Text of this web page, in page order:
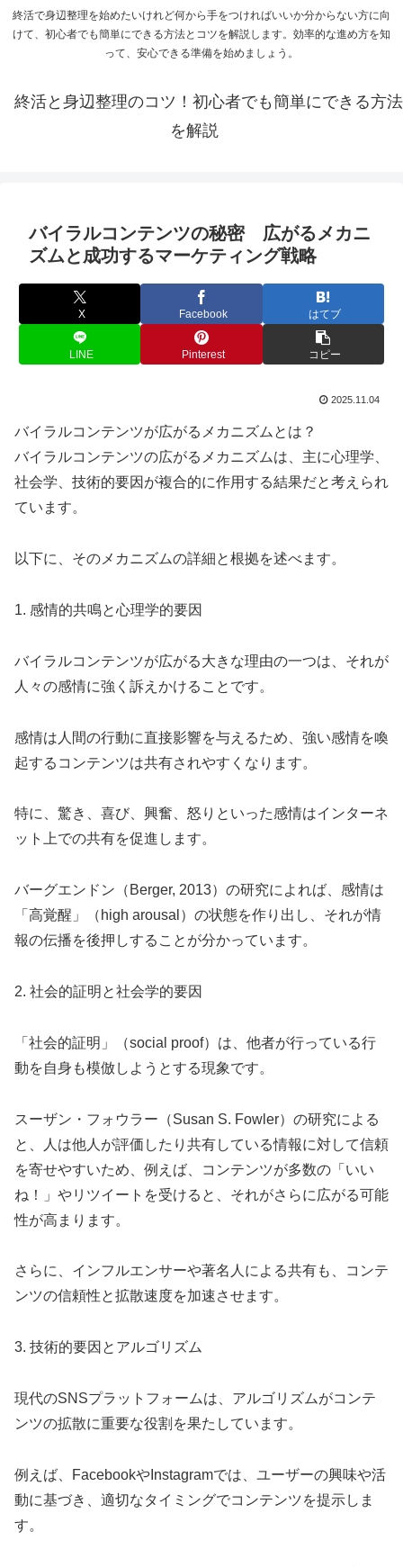
終活で身辺整理を始めたいけれど何から手をつければいいか分からない方に向
けて、初心者でも簡単にできる方法とコツを解説します。効率的な進め方を知
って、安心できる準備を始めましょう。
終活と身辺整理のコツ！初心者でも簡単にできる方法
を解説
バイラルコンテンツの秘密 広がるメカニ
ズムと成功するマーケティング戦略
X Facebook はてブ
LINE Pinterest コピー
2025.11.04
バイラルコンテンツが広がるメカニズムとは？
バイラルコンテンツの広がるメカニズムは、主に心理学、
社会学、技術的要因が複合的に作用する結果だと考えられ
ています。
以下に、そのメカニズムの詳細と根拠を述べます。
1. 感情的共鳴と心理学的要因
バイラルコンテンツが広がる大きな理由の一つは、それが
人々の感情に強く訴えかけることです。
感情は人間の行動に直接影響を与えるため、強い感情を喚
起するコンテンツは共有されやすくなります。
特に、驚き、喜び、興奮、怒りといった感情はインターネ
ット上での共有を促進します。
バーグエンドン（Berger, 2013）の研究によれば、感情は
「高覚醒」（high arousal）の状態を作り出し、それが情
報の伝播を後押しすることが分かっています。
2. 社会的証明と社会学的要因
「社会的証明」（social proof）は、他者が行っている行
動を自身も模倣しようとする現象です。
スーザン・フォウラー（Susan S. Fowler）の研究による
と、人は他人が評価したり共有している情報に対して信頼
を寄せやすいため、例えば、コンテンツが多数の「いい
ね！」やリツイートを受けると、それがさらに広がる可能
性が高まります。
さらに、インフルエンサーや著名人による共有も、コンテ
ンツの信頼性と拡散速度を加速させます。
3. 技術的要因とアルゴリズム
現代のSNSプラットフォームは、アルゴリズムがコンテ
ンツの拡散に重要な役割を果たしています。
例えば、FacebookやInstagramでは、ユーザーの興味や活
動に基づき、適切なタイミングでコンテンツを提示しま
す。